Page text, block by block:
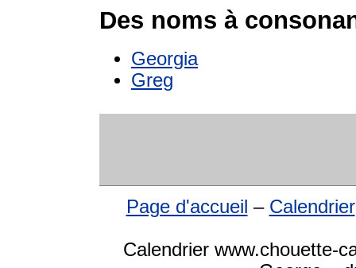
Des noms à
Georgia
Greg
Page d'accueil – Calendrier
Calendrier www.chouette-